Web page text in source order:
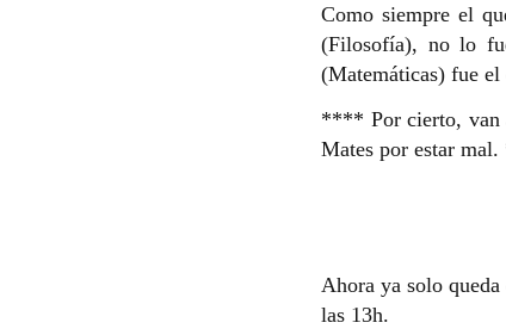
Como siempre el
(Filosofía), no lo
(Matemáticas) fue
**** Por cierto, van
Mates por estar
Ahora ya solo queda
las 13h.